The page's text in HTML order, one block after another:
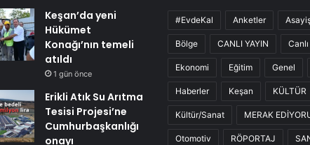
Keşan’da yeni
Hükümet
Konağı’nın temeli
atıldı
1 gün önce
Erikli Atık Su Arıtma
Tesisi Projesi’ne
Cumhurbaşkanlığı
onayı
#EvdeKal Anketler
Bölge CANLI YAYIN Canlı
Ekonomi Eğitim Genel
Haberler Keşan KÜLTÜR
Kültür/Sanat MERAK
Otomotiv RÖPORTAJ